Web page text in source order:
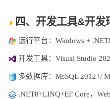
四、开发工具&开发
运行平台：Windows +
开发工具：Visual Studio
多数据库：MsSQL 2012+/
.NET8+LINQ+EF Core，